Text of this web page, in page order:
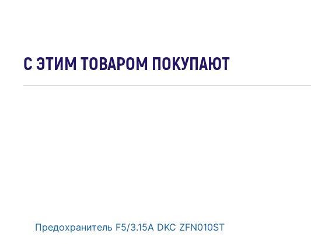
С ЭТИМ ТОВАРОМ ПОКУПАЮТ
Предохранитель F5/3.15А DKC ZFN010ST